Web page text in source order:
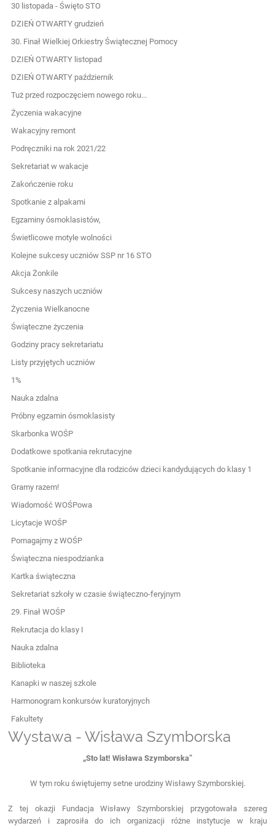
30 listopada - Święto STO
DZIEŃ OTWARTY grudzień
30. Finał Wielkiej Orkiestry Świątecznej Pomocy
DZIEŃ OTWARTY listopad
DZIEŃ OTWARTY październik
Tuż przed rozpoczęciem nowego roku...
Życzenia wakacyjne
Wakacyjny remont
Podręczniki na rok 2021/22
Sekretariat w wakacje
Zakończenie roku
Spotkanie z alpakami
Egzaminy ósmoklasistów,
Świetlicowe motyle wolności
Kolejne sukcesy uczniów SSP nr 16 STO
Akcja Żonkile
Sukcesy naszych uczniów
Życzenia Wielkanocne
Świąteczne życzenia
Godziny pracy sekretariatu
Listy przyjętych uczniów
1%
Nauka zdalna
Próbny egzamin ósmoklasisty
Skarbonka WOŚP
Dodatkowe spotkania rekrutacyjne
Spotkanie informacyjne dla rodziców dzieci kandydujących do klasy 1
Gramy razem!
Wiadomość WOŚPowa
Licytacje WOŚP
Pomagajmy z WOŚP
Świąteczna niespodzianka
Kartka świąteczna
Sekretariat szkoły w czasie świąteczno-feryjnym
29. Finał WOŚP
Rekrutacja do klasy I
Nauka zdalna
Biblioteka
Kanapki w naszej szkole
Harmonogram konkursów kuratoryjnych
Fakultety
Wystawa - Wisława Szymborska
„Sto lat! Wisława Szymborska”
W tym roku świętujemy setne urodziny Wisławy Szymborskiej.
Z tej okazji Fundacja Wisławy Szymborskiej przygotowała szereg
wydarzeń i zaprosiła do ich organizacji różne instytucje w kraju